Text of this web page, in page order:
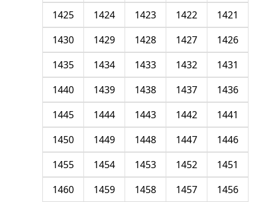
1421
1422
1423
1424
1425
1426
1427
1428
1429
1430
1431
1432
1433
1434
1435
1436
1437
1438
1439
1440
1441
1442
1443
1444
1445
1446
1447
1448
1449
1450
1451
1452
1453
1454
1455
1456
1457
1458
1459
1460